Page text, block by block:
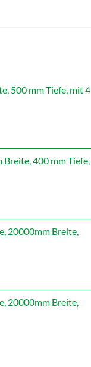
500 mm Tiefe, mit 4
400 mm Tiefe,
20000mm Breite,
20000mm Breite,